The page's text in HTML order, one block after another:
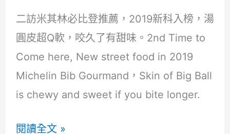
登
二訪米其林必比登推薦，2019新科入榜，湯
圓皮超Q軟，咬久了有甜味。2nd Time to
Come here, New street food in 2019
Michelin Bib Gourmand，Skin of Big Ball
is chewy and sweet if you bite longer.
台
閱讀全文 »